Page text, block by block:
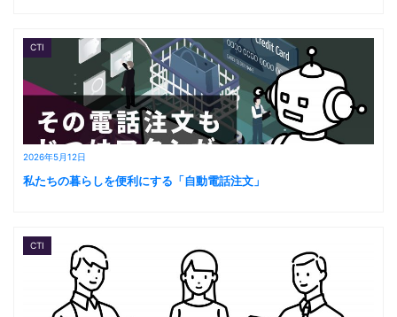
2026年5月12日
CTI
私たちの暮らしを便利にする「自動電話注文」
CTI